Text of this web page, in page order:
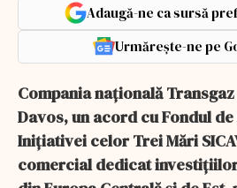
Adaugă-ne ca sursă
Urmărește-ne pe
Compania naţională
Davos, un acord cu Fondul
Iniţiativei celor Trei Mări
comercial dedicat